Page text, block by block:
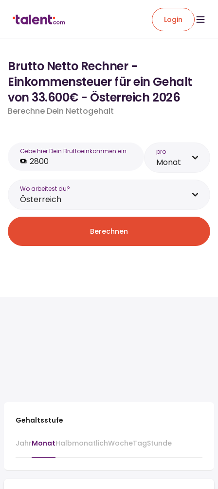
Login
Brutto Netto Rechner -
Einkommensteuer für ein Gehalt
von 33.600€ - Österreich 2026
Berechne Dein Nettogehalt
Gebe hier Dein Bruttoeinkommen ein pro
Monat
Wo arbeitest du?
Österreich
Berechnen
Gehaltsstufe
JahrMonatHalbmonatlichWocheTagStunde